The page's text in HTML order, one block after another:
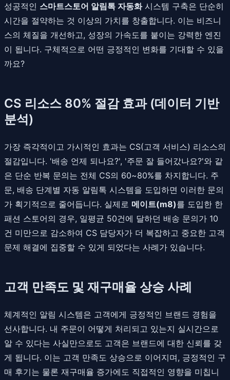
성공적인 스마트스토어 알림톡 자동화시스템 구축은 단순히
시간을 절약하는 것 이상의 가치를 창출합니다. 이는 비즈니
스의 체질을 개선하고, 성장의 가속도를 붙이는 강력한 엔진
이 됩니다. 구체적으로 어떤 긍정적인 변화를 기대할 수 있을
까요?
CS 리소스 80% 절감 효과 (데이터 기반
분석)
가장 즉각적이고 가시적인 효과는 CS(고객 서비스) 리소스의
절감입니다. '배송 언제 되나요?', '주문 잘 들어갔나요?'와 같
은 단순 반복 문의는 전체 CS의 60~80%를 차지합니다. 주
문, 배송 단계별 자동 알림톡 시스템을 도입하면 이러한 문의
가 획기적으로 줄어듭니다. 실제로 메이트(m8)를 도입한 한
패션 스토어의 경우, 일평균 50건에 달하던 배송 문의가 10
건 미만으로 감소하여 CS 담당자가 더 복잡하고 중요한 고객
문제 해결에 집중할 수 있게 되었다는 사례가 있습니다.
고객 만족도 및 재구매율 상승 사례
체계적인 알림 시스템은 고객에게 긍정적인 브랜드 경험을
선사합니다. 내 주문이 어떻게 처리되고 있는지 실시간으로
알 수 있다는 사실만으로도 고객은 브랜드에 대한 신뢰를 갖
게 됩니다. 이는 고객 만족도 상승으로 이어지며, 긍정적인 구
매 후기는 물론 재구매율 증가에도 직접적인 영향을 미칩니